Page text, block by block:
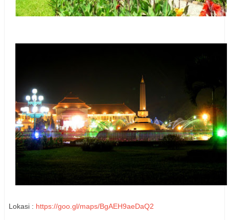
Lokasi : https://goo.gl/maps/BgAEH9aeDaQ2